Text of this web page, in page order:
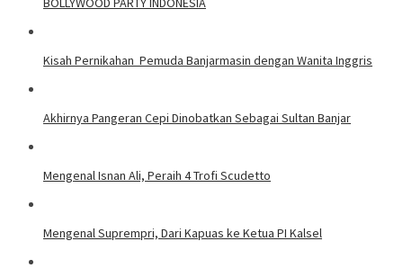
Kisah Pernikahan Pemuda Banjarmasin dengan Wanita Inggris
Akhirnya Pangeran Cepi Dinobatkan Sebagai Sultan Banjar
Mengenal Isnan Ali, Peraih 4 Trofi Scudetto
Mengenal Suprempri, Dari Kapuas ke Ketua PI Kalsel